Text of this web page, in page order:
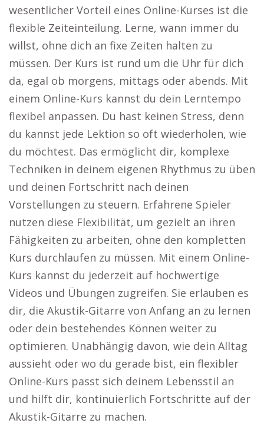
wesentlicher Vorteil eines Online-Kurses ist die
flexible Zeiteinteilung. Lerne, wann immer du
willst, ohne dich an fixe Zeiten halten zu
müssen. Der Kurs ist rund um die Uhr für dich
da, egal ob morgens, mittags oder abends. Mit
einem Online-Kurs kannst du dein Lerntempo
flexibel anpassen. Du hast keinen Stress, denn
du kannst jede Lektion so oft wiederholen, wie
du möchtest. Das ermöglicht dir, komplexe
Techniken in deinem eigenen Rhythmus zu üben
und deinen Fortschritt nach deinen
Vorstellungen zu steuern. Erfahrene Spieler
nutzen diese Flexibilität, um gezielt an ihren
Fähigkeiten zu arbeiten, ohne den kompletten
Kurs durchlaufen zu müssen. Mit einem Online-
Kurs kannst du jederzeit auf hochwertige
Videos und Übungen zugreifen. Sie erlauben es
dir, die Akustik-Gitarre von Anfang an zu lernen
oder dein bestehendes Können weiter zu
optimieren. Unabhängig davon, wie dein Alltag
aussieht oder wo du gerade bist, ein flexibler
Online-Kurs passt sich deinem Lebensstil an
und hilft dir, kontinuierlich Fortschritte auf der
Akustik-Gitarre zu machen.